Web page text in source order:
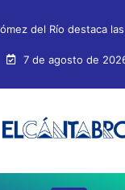
del Río destaca
7 de agosto de